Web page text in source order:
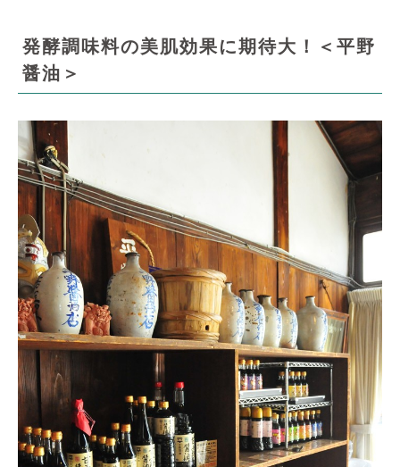
発酵調味料の美肌効果に期待大！＜平野
醤油＞